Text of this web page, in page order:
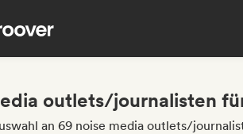
outlets/journalisten
an 69 noise media outlets/